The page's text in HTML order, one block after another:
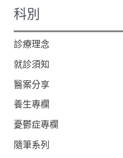
科別
診療理念
就診須知
醫案分享
養生專欄
憂鬱症專欄
隨筆系列